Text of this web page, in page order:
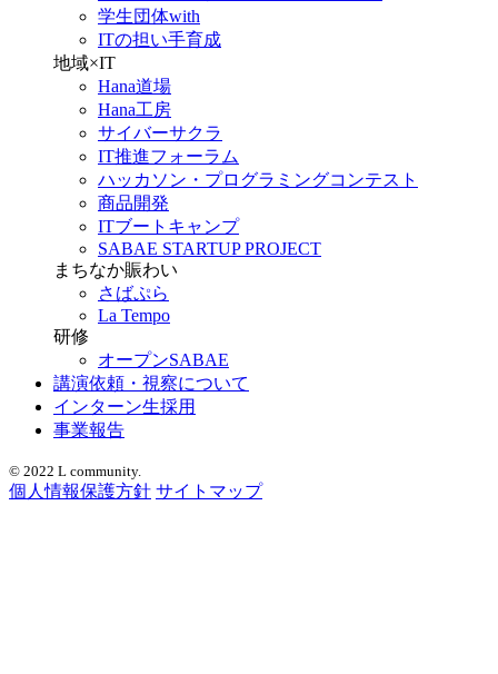
学生団体with
ITの担い手育成
地域×IT
Hana道場
Hana工房
サイバーサクラ
IT推進フォーラム
ハッカソン・プログラミングコンテスト
商品開発
ITブートキャンプ
SABAE STARTUP PROJECT
まちなか賑わい
さばぷら
La Tempo
研修
オープンSABAE
講演依頼・視察について
インターン生採用
事業報告
© 2022 L community.
個人情報保護方針 サイトマップ